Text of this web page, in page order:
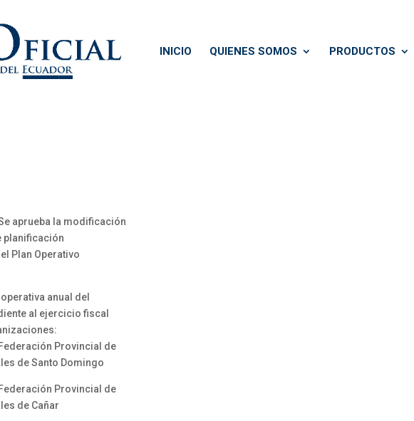
INICIO QUIENES SOMOS PRODUCTOS
aprueba la modificación
planificación
Plan Operativo
anual del
al ejercicio fiscal
Provincial de
de Santo Domingo
Provincial de
de Cañar